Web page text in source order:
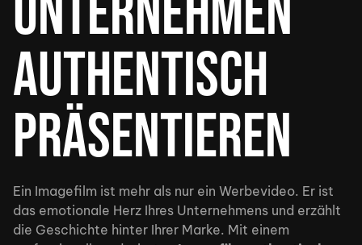
Unternehmen
authentisch
präsentieren
Ein Imagefilm ist mehr als nur ein Werbevideo. Er ist
das emotionale Herz Ihres Unternehmens und erzählt
die Geschichte hinter Ihrer Marke. Mit einem